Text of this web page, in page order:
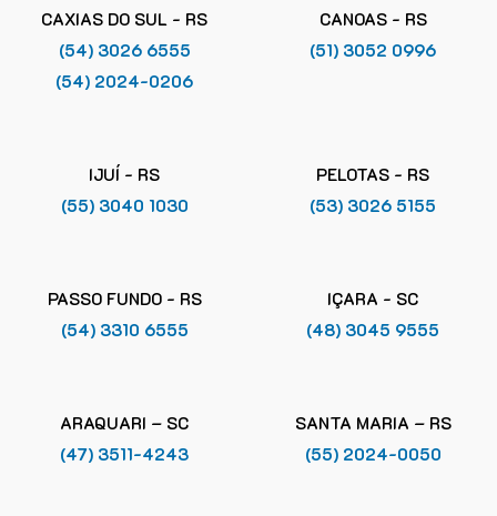
CAXIAS DO SUL - RS
(54) 3026 6555
(54) 2024-0206
CANOAS - RS
(51) 3052 0996
IJUÍ - RS
(55) 3040 1030
PELOTAS - RS
(53) 3026 5155
PASSO FUNDO - RS
(54) 3310 6555
IÇARA - SC
(48) 3045 9555
ARAQUARI – SC
(47) 3511-4243
SANTA MARIA – RS
(55) 2024-0050